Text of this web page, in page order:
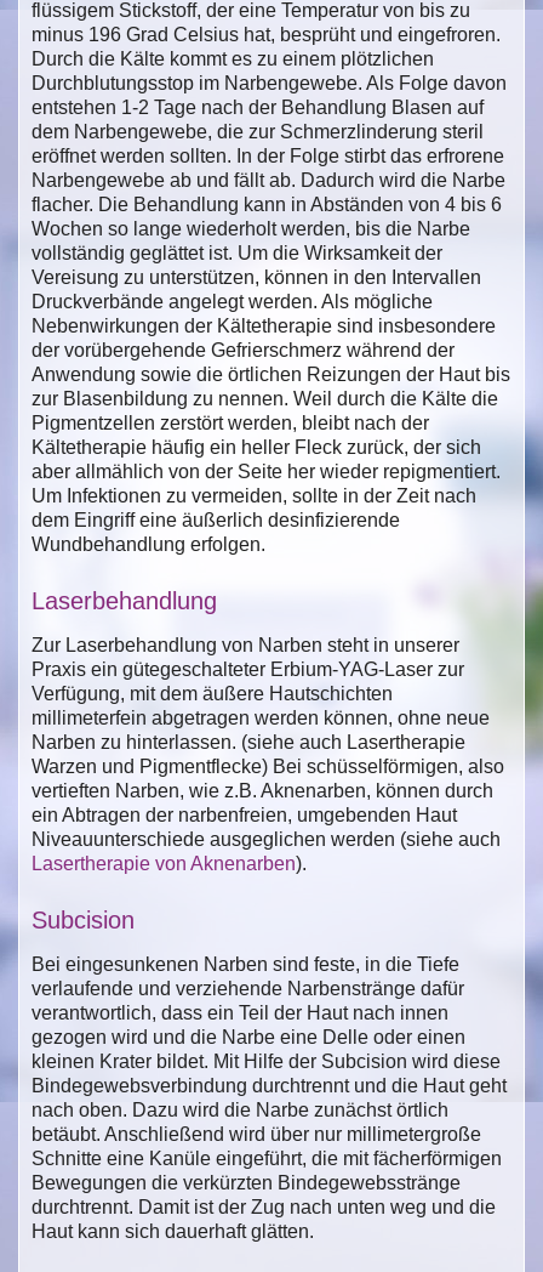
flüssigem Stickstoff, der eine Temperatur von bis zu
minus 196 Grad Celsius hat, besprüht und eingefroren.
Durch die Kälte kommt es zu einem plötzlichen
Durchblutungsstop im Narbengewebe. Als Folge davon
entstehen 1-2 Tage nach der Behandlung Blasen auf
dem Narbengewebe, die zur Schmerzlinderung steril
eröffnet werden sollten. In der Folge stirbt das erfrorene
Narbengewebe ab und fällt ab. Dadurch wird die Narbe
flacher. Die Behandlung kann in Abständen von 4 bis 6
Wochen so lange wiederholt werden, bis die Narbe
vollständig geglättet ist. Um die Wirksamkeit der
Vereisung zu unterstützen, können in den Intervallen
Druckverbände angelegt werden. Als mögliche
Nebenwirkungen der Kältetherapie sind insbesondere
der vorübergehende Gefrierschmerz während der
Anwendung sowie die örtlichen Reizungen der Haut bis
zur Blasenbildung zu nennen. Weil durch die Kälte die
Pigmentzellen zerstört werden, bleibt nach der
Kältetherapie häufig ein heller Fleck zurück, der sich
aber allmählich von der Seite her wieder repigmentiert.
Um Infektionen zu vermeiden, sollte in der Zeit nach
dem Eingriff eine äußerlich desinfizierende
Wundbehandlung erfolgen.
Laserbehandlung
Zur Laserbehandlung von Narben steht in unserer
Praxis ein gütegeschalteter Erbium-YAG-Laser zur
Verfügung, mit dem äußere Hautschichten
millimeterfein abgetragen werden können, ohne neue
Narben zu hinterlassen. (siehe auch Lasertherapie
Warzen und Pigmentflecke) Bei schüsselförmigen, also
vertieften Narben, wie z.B. Aknenarben, können durch
ein Abtragen der narbenfreien, umgebenden Haut
Niveauunterschiede ausgeglichen werden (siehe auch
Lasertherapie von Aknenarben).
Subcision
Bei eingesunkenen Narben sind feste, in die Tiefe
verlaufende und verziehende Narbenstränge dafür
verantwortlich, dass ein Teil der Haut nach innen
gezogen wird und die Narbe eine Delle oder einen
kleinen Krater bildet. Mit Hilfe der Subcision wird diese
Bindegewebsverbindung durchtrennt und die Haut geht
nach oben. Dazu wird die Narbe zunächst örtlich
betäubt. Anschließend wird über nur millimetergroße
Schnitte eine Kanüle eingeführt, die mit fächerförmigen
Bewegungen die verkürzten Bindegewebsstränge
durchtrennt. Damit ist der Zug nach unten weg und die
Haut kann sich dauerhaft glätten.